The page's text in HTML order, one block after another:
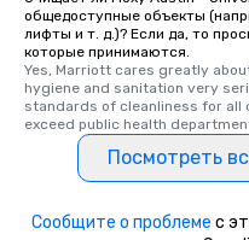
общедоступные объекты
лифты и т. д.)? Если да, то
которые принимаются.
Yes, Marriott cares greatly
hygiene and sanitation very
standards of cleanliness for
exceed public health
Посмотреть
Сообщите о проблеме с